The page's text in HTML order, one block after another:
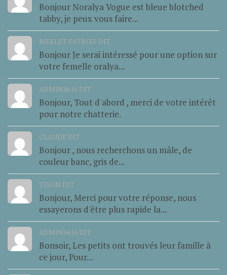
Bonjour Noralya Vogue est bleue blotched
tabby, je peux vous faire...
MERLET PATRIXE DIT
Bonjour Je serai intéressé pour une option sur
votre femelle oralya...
ADMIN8616 DIT
Bonjour, Tout d'abord , merci de votre intérêt
pour notre chatterie.
CLAUDE DIT
Bonjour , nous recherchons un mâle, de
couleur banc, gris de...
TISON DIT
Bonjour, Merci pour votre réponse, nous
essayerons d'être plus rapide la...
ADMIN8616 DIT
Bonsoir, Les petits ont trouvés leur famille à
ce jour, Pour...